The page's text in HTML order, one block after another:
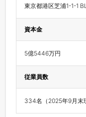
東京都港区芝浦1-1-1
資本金
5億5446万円
従業員数
334名（2025年9月末